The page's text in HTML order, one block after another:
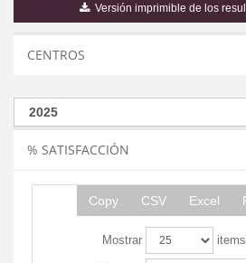
Versión imprimible de los
CENTROS
% SATISFACCIÓN
Copy CSV Excel
Mostrar